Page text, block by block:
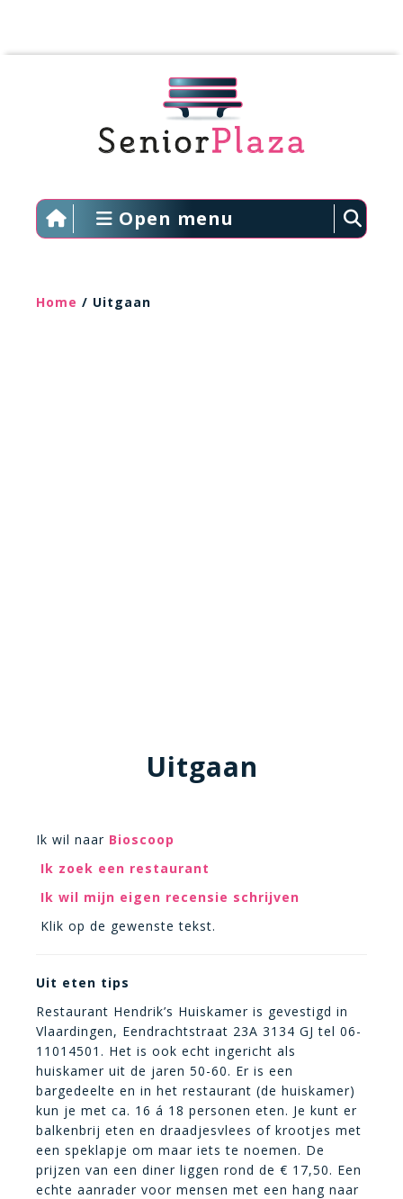
Open menu
Home / Uitgaan
Uitgaan
Ik wil naar Bioscoop
Ik zoek een restaurant
Ik wil mijn eigen recensie schrijven
Klik op de gewenste tekst.
Uit eten tips
Restaurant Hendrik’s Huiskamer is gevestigd in
Vlaardingen, Eendrachtstraat 23A 3134 GJ tel 06-
11014501. Het is ook echt ingericht als
huiskamer uit de jaren 50-60. Er is een
bargedeelte en in het restaurant (de huiskamer)
kun je met ca. 16 á 18 personen eten. Je kunt er
balkenbrij eten en draadjesvlees of krootjes met
een speklapje om maar iets te noemen. De
prijzen van een diner liggen rond de € 17,50. Een
echte aanrader voor mensen met een hang naar